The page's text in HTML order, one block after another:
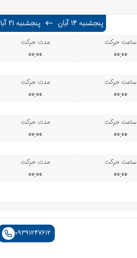
پنجشنبه 14 آبان پنجشنبه 21 آبان
ساعت حرکت
00:00
مدت حرکت
00:00
ساعت حرکت
00:00
مدت حرکت
00:00
ساعت حرکت
00:00
مدت حرکت
00:00
ساعت حرکت
00:00
مدت حرکت
00:00
09391247612